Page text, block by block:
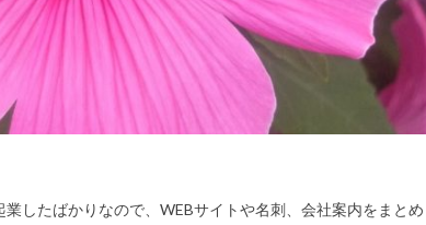
したばかりなので、WEBサイトや名刺、会社案内をまとめ